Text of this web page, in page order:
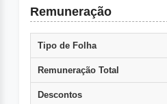
Remuneração
Tipo de Folha
Remuneração Total
Descontos